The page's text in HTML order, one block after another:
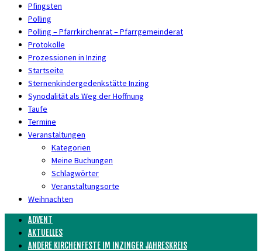
Pfingsten
Polling
Polling – Pfarrkirchenrat – Pfarrgemeinderat
Protokolle
Prozessionen in Inzing
Startseite
Sternenkindergedenkstätte Inzing
Synodalität als Weg der Hoffnung
Taufe
Termine
Veranstaltungen
Kategorien
Meine Buchungen
Schlagwörter
Veranstaltungsorte
Weihnachten
ADVENT
AKTUELLES
ANDERE KIRCHENFESTE IM INZINGER JAHRESKREIS